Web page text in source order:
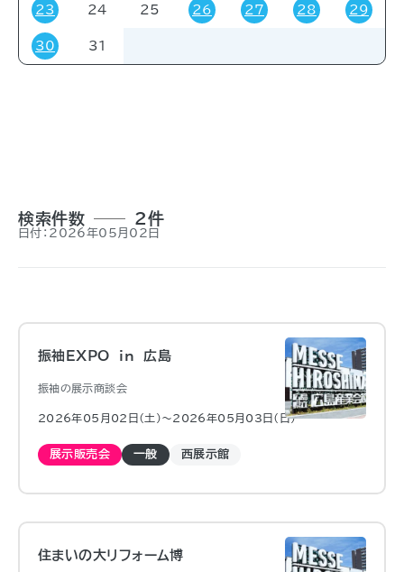
対象者
すべて
23 24 25 26 27 28 29
30 31
検索件数 2件
日付：2026年05月02日
振袖EXPO in 広島
振袖の展示商談会
2026年05月02日（土)〜2026年05月03日（日)
展示販売会 一般 西展示館
住まいの大リフォーム博